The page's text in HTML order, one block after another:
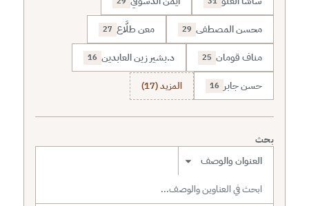
محسن المصطفى 29 معن طلَّاع 27
مناف قومان 25 د.بشير زين العابدين 16
حسن جابر 16 المزيد (17)
بحث
نطاق البحث